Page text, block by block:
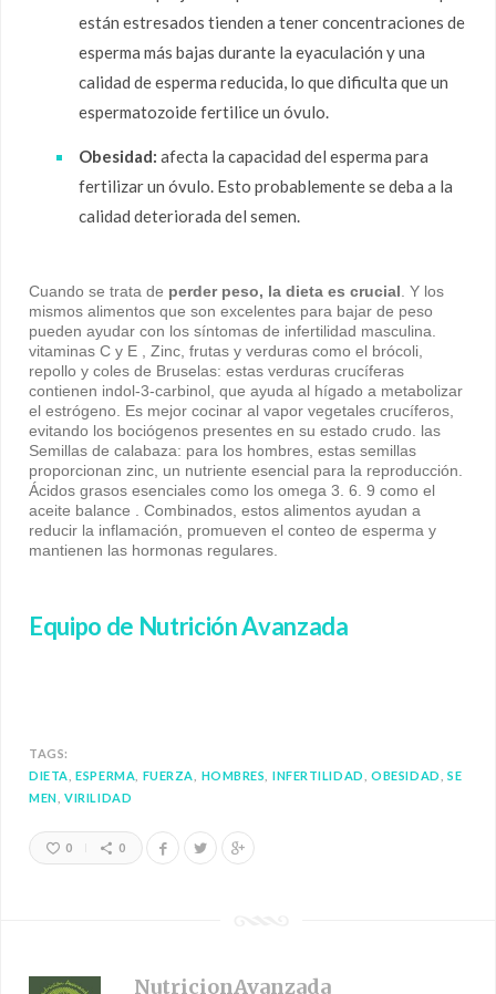
están estresados ​​tienden a tener concentraciones de
esperma más bajas durante la eyaculación y una
calidad de esperma reducida, lo que dificulta que un
espermatozoide fertilice un óvulo.
Obesidad: afecta la capacidad del esperma para
fertilizar un óvulo. Esto probablemente se deba a la
calidad deteriorada del semen.
Cuando se trata de perder peso, la dieta es crucial. Y los
mismos alimentos que son excelentes para bajar de peso
pueden ayudar con los síntomas de infertilidad masculina.
vitaminas C y E , Zinc, frutas y verduras como el brócoli,
repollo y coles de Bruselas: estas verduras crucíferas
contienen indol-3-carbinol, que ayuda al hígado a metabolizar
el estrógeno. Es mejor cocinar al vapor vegetales crucíferos,
evitando los bociógenos presentes en su estado crudo. las
Semillas de calabaza: para los hombres, estas semillas
proporcionan zinc, un nutriente esencial para la reproducción.
Ácidos grasos esenciales como los omega 3. 6. 9 como el
aceite balance . Combinados, estos alimentos ayudan a
reducir la inflamación, promueven el conteo de esperma y
mantienen las hormonas regulares.
Equipo de Nutrición Avanzada
TAGS:
DIETA ESPERMA FUERZA HOMBRES INFERTILIDAD OBESIDAD
SE
MEN VIRILIDAD
0 0
NutricionAvanzada